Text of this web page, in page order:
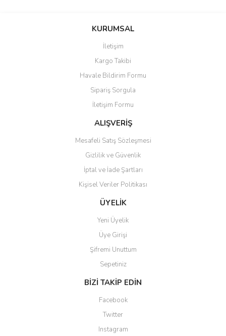
Bu ürüne ilk yorumu siz yapın!
Ürün resmi kalitesiz, bozuk veya görüntülenemiyor.
Ürün açıklamasında eksik bilgiler bulunuyor.
Ürün bilgilerinde hatalar bulunuyor.
Ürün fiyatı diğer sitelerden daha pahalı.
Bu ürüne benzer farklı alternatifler olmalı.
Gönder
KURUMSAL
İletişim
Kargo Takibi
Havale Bildirim Formu
Sipariş Sorgula
İletişim Formu
ALIŞVERİŞ
Mesafeli Satış Sözleşmesi
Gizlilik ve Güvenlik
İptal ve İade Şartları
Kişisel Veriler Politikası
ÜYELİK
Yeni Üyelik
Üye Girişi
Şifremi Unuttum
Sepetiniz
BİZİ TAKİP EDİN
Facebook
Twitter
Instagram